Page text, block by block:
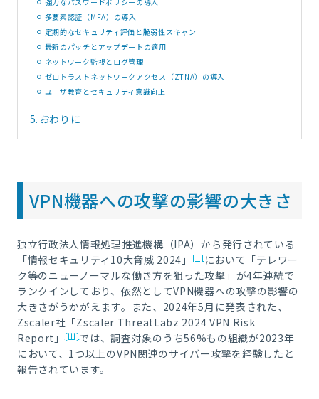
多要素認証（MFA）の導入
定期的なセキュリティ評価と脆弱性スキャン
最新のパッチとアップデートの適用
ネットワーク監視とログ管理
ゼロトラストネットワークアクセス（ZTNA）の導入
ユーザ教育とセキュリティ意識向上
5. おわりに
VPN機器への攻撃の影響の大きさ
独立行政法人情報処理推進機構（IPA）から発行されている
「情報セキュリティ10大脅威 2024」[ii]において「テレワー
ク等のニューノーマルな働き方を狙った攻撃」が4年連続で
ランクインしており、依然としてVPN機器への攻撃の影響の
大きさがうかがえます。また、2024年5月に発表された、
Zscaler社「Zscaler ThreatLabz 2024 VPN Risk
Report」[iii]では、調査対象のうち56%もの組織が2023年
において、1つ以上のVPN関連のサイバー攻撃を経験したと
報告されています。